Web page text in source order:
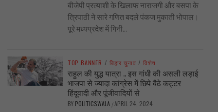
बीजेपी प्रत्याशी के खिलाफ नाराजगी और बसपा के
त्रिपाठी ने सारे गणित बदले पंकज मुकाती भोपाल।
पूरे मध्यप्रदेश में गिनी...
TOP BANNER / बिहार चुनाव / विशेष
राहुल की युद्ध यात्रा .. इस गांधी की असली लड़ाई
भाजपा से ज्यादा कांग्रेस में छिपे बैठे कट्टर
हिंदूवादी और पूंजीवादियों से
BY POLITICSWALA /APRIL 24, 2024